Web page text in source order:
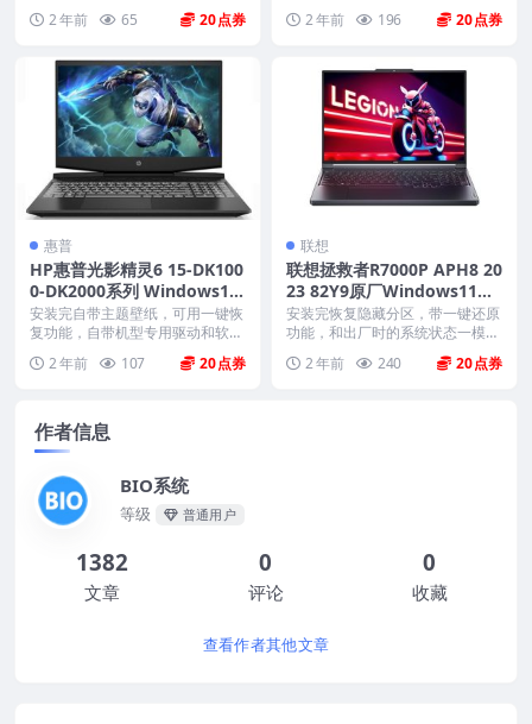
2 年前 65 20 2 年前 196 20
惠普
HP惠普光影精灵6 15-DK100
0-DK2000系列 Windows11
原厂oem系统镜像下载
安装完自带主题壁纸，可用一键恢
复功能，自带机型专用驱动和软
件，将电脑恢复到出厂时...
2 年前 107 20
联想
联想拯救者R7000P APH8 20
23 82Y9原厂Windows11家
庭中文版恢复镜像 原厂oem
系统
安装完恢复隐藏分区，带一键还原
功能，和出厂时的系统状态一模一
2 年前 240 20
作者信息
BIO系统
等级 普通用户
1382
文章
0
评论
0
收藏
查看作者其他文章